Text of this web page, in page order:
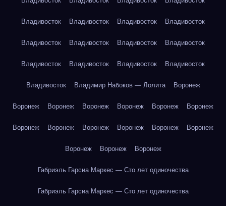
Владивосток Владивосток Владивосток Владивосток
Владивосток Владивосток Владивосток Владивосток
Владивосток Владивосток Владивосток Владивосток
Владивосток Владимир Набоков — Лолита Воронеж
Воронеж Воронеж Воронеж Воронеж Воронеж Воронеж
Воронеж Воронеж Воронеж Воронеж Воронеж Воронеж
Воронеж Воронеж Воронеж
Габриэль Гарсиа Маркес — Сто лет одиночества
Габриэль Гарсиа Маркес — Сто лет одиночества